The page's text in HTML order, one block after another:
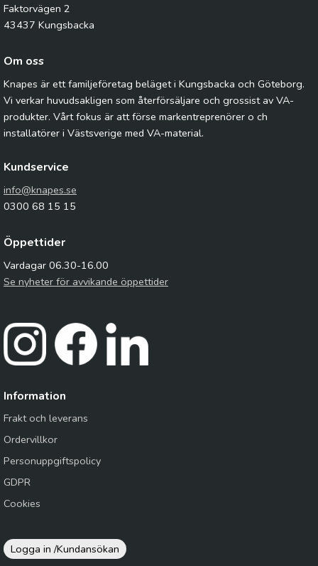
Faktorvägen 2
43437 Kungsbacka
Om oss
Knapes är ett familjeföretag beläget i Kungsbacka och Göteborg.
Vi verkar huvudsakligen som återförsäljare och grossist av VA-
produkter. Vårt fokus är att förse markentreprenörer o ch
installatörer i Västsverige med VA-material.
Kundservice
info@knapes.se
0300 68 15 15
Öppettider
Vardagar 06.30-16.00
Se nyheter för avvikande öppettider
Information
Frakt och leverans
Ordervillkor
Personuppgiftspolicy
GDPR
Cookies
Logga in /Kundansökan